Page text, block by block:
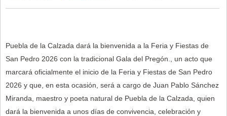
Puebla de la Calzada dará la bienvenida a la Feria y Fiestas de
San Pedro 2026 con la tradicional Gala del Pregón., un acto que
marcará oficialmente el inicio de la Feria y Fiestas de San Pedro
2026 y que, en esta ocasión, será a cargo de Juan Pablo Sánchez
Miranda, maestro y poeta natural de Puebla de la Calzada, quien
dará la bienvenida a unos días de convivencia, celebración y